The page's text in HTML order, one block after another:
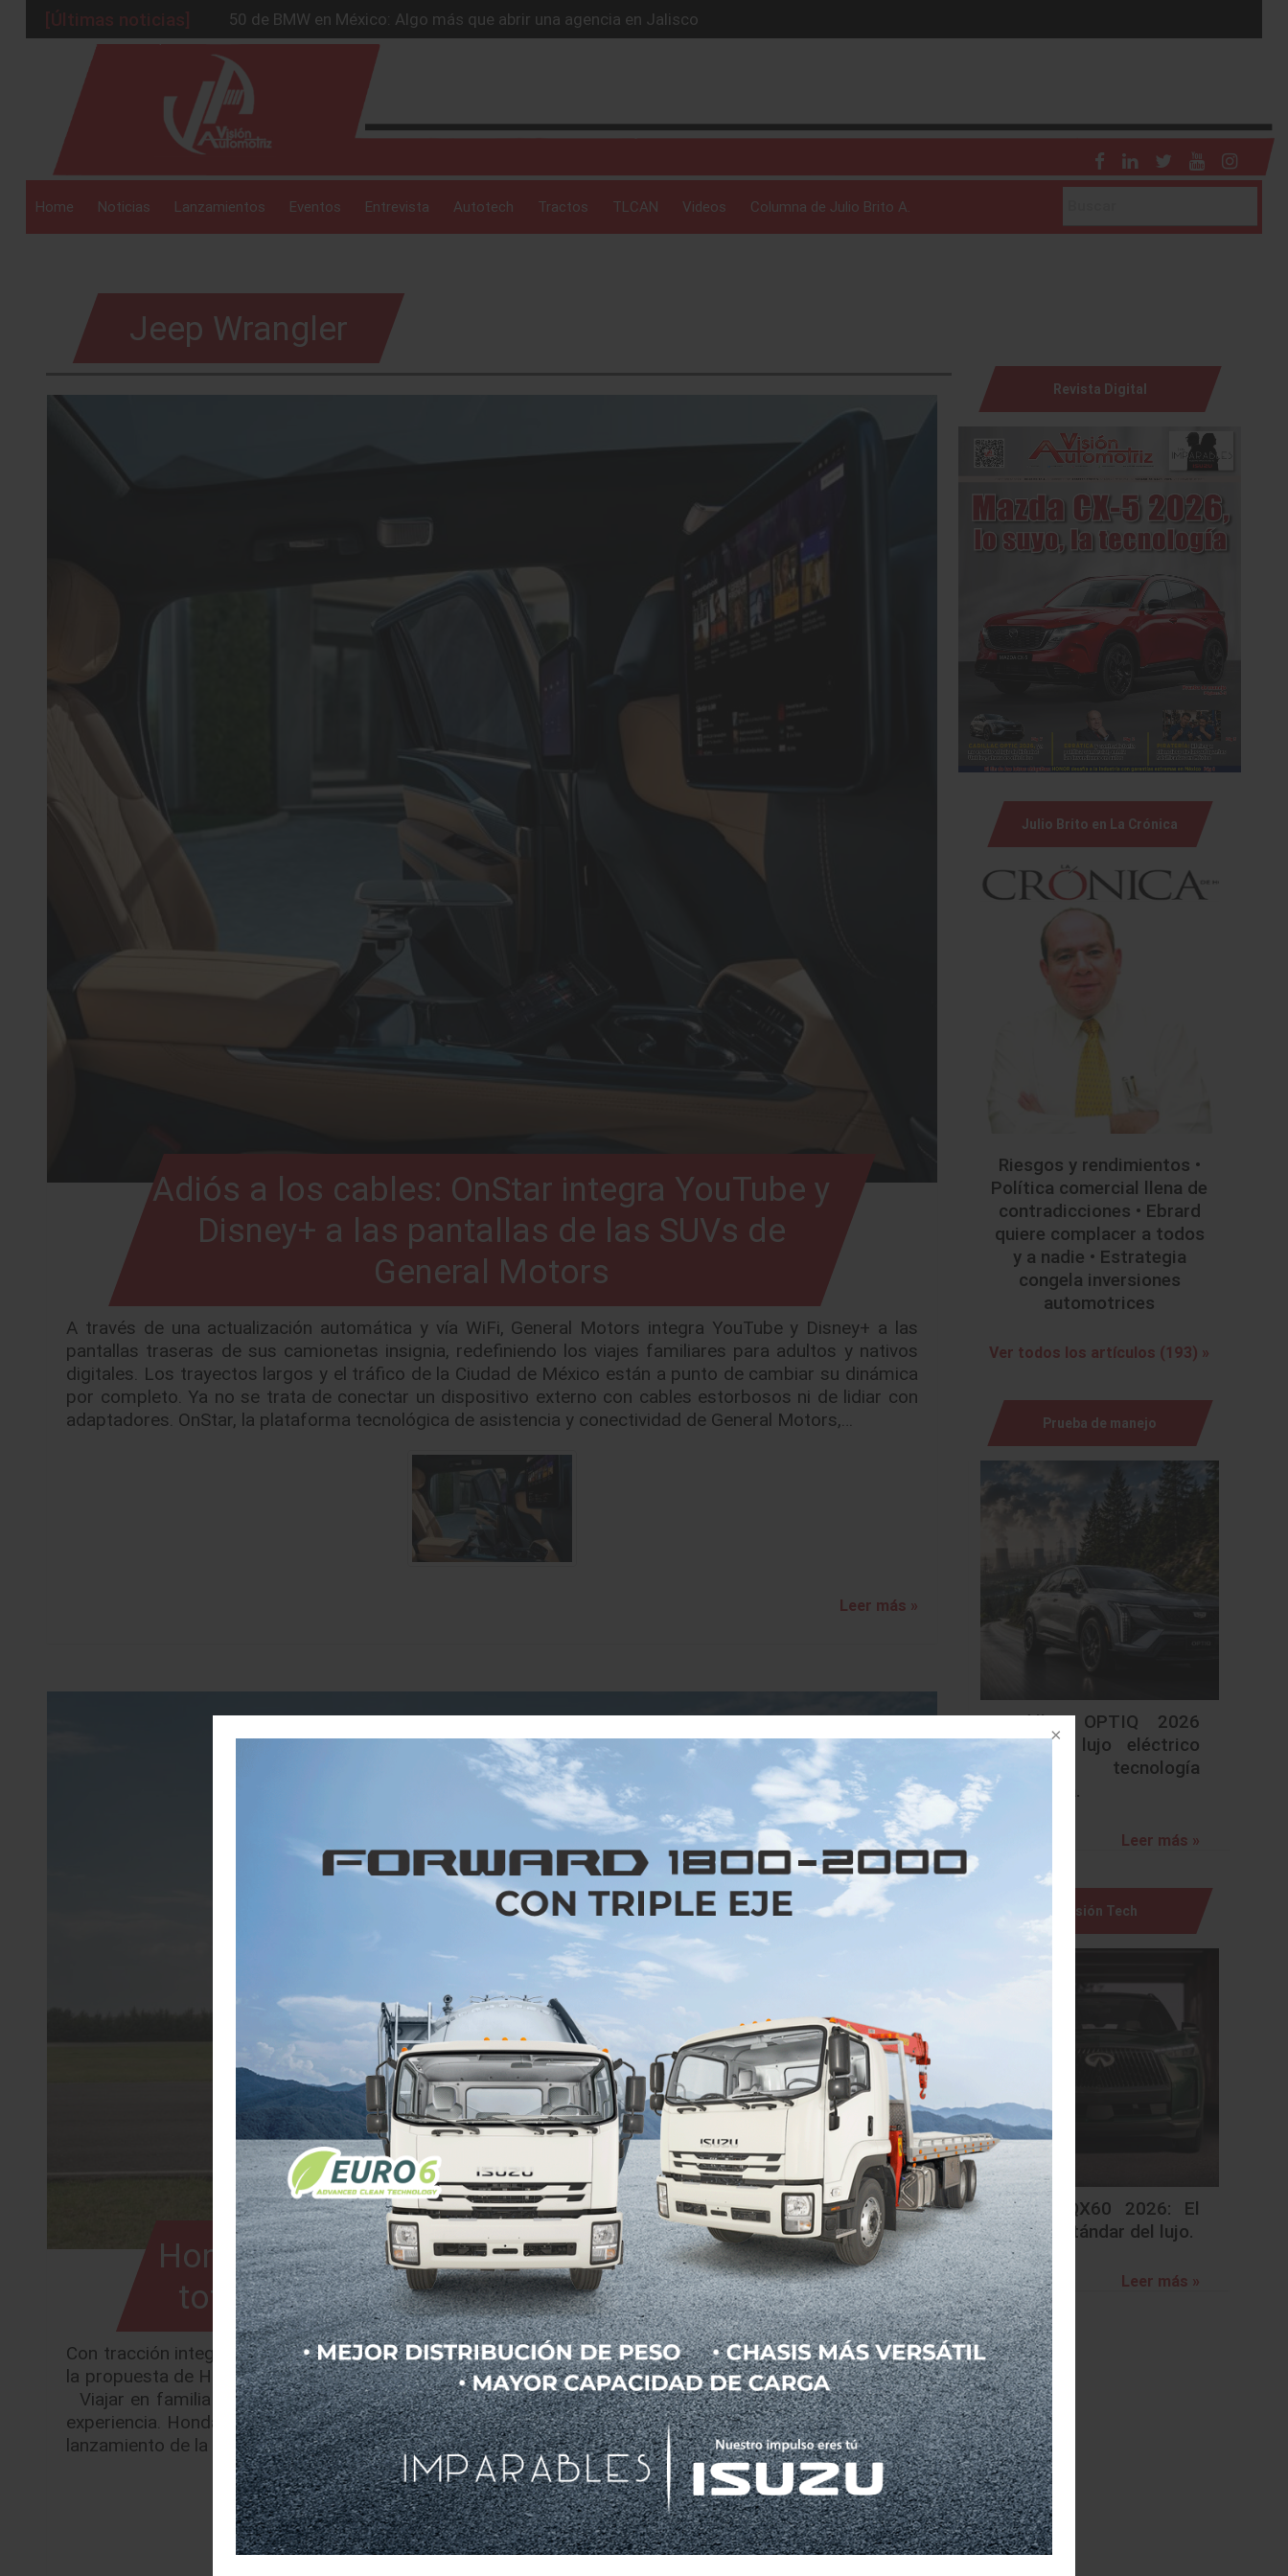
[Últimas noticias]
50 de BMW en México: Algo más que abrir una agencia en Jalisco
Stellantis acelera en México: logra el mejor mayo de ventas de su historia.
El verde más atrevido regresa: Jeep revive la edición Mojito para los amantes de la aventura.
Adiós a los cables: OnStar integra YouTube y Disney+ a las pantallas de las SUVs de General Motors
Honda Pilot 2026: Pantalla gigante, tracción total y el espacio que tu vida digital exige
Home Noticias Lanzamientos Eventos Entrevista Autotech Tractos TLCAN Videos Columna de Julio Brito A.
Jeep Wrangler
Adiós a los cables: OnStar integra YouTube y
Disney+ a las pantallas de las SUVs de
General Motors
A través de una actualización automática y vía WiFi, General Motors integra YouTube y Disney+ a las
pantallas traseras de sus camionetas insignia, redefiniendo los viajes familiares para adultos y nativos
digitales. Los trayectos largos y el tráfico de la Ciudad de México están a punto de cambiar su dinámica
por completo. Ya no se trata de conectar un dispositivo externo con cables estorbosos ni de lidiar con
adaptadores. OnStar, la plataforma tecnológica de asistencia y conectividad de General Motors,…
Leer más »
Honda Pilot 2026: Pantalla gigante, tracción
total y el espacio que tu vida digital exige
Con tracción integral inteligente de serie, un santuario tecnológico ultra ancho y el poder de su motor V6,
la propuesta de Honda evoluciona para enamorar a los padres exigentes y a los jóvenes nativos digitales.
Viajar en familia solía tratarse de mantener la paz en el asiento trasero. Hoy, se trata de compartir la
experiencia. Honda de México lo entiende a la perfección y revoluciona su propuesta de movilidad con el
lanzamiento de la nueva Honda Pilot 2026, una…
Revista Digital
Julio Brito en La Crónica
Riesgos y rendimientos •
Política comercial llena de
contradicciones • Ebrard
quiere complacer a todos
y a nadie • Estrategia
congela inversiones
automotrices
Ver todos los artículos (193) »
Prueba de manejo
Cadillac OPTIQ 2026
redefine lujo eléctrico
con tecnología
avanzada.
Leer más »
Visión Tech
Infiniti QX60 2026: El
nuevo estándar del lujo.
Leer más »